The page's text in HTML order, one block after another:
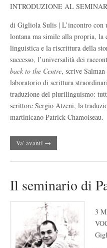
INTRODUZIONE AL
di Gigliola Sulis | L’incontro con
lontana ma simile alla propria, la
linguistica e la riscrittura della
successo, l’universalità dei
back to the Centre, scrive
laboratorio di scrittura
traduzione del plurilinguismo:
scrittore Sergio Atzeni, la
martinicano Patrick Chamoiseau.
Va’ avanti →
Il seminario di
3